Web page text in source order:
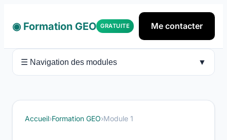
◉ Formation GEO GRATUITE Me contacter
☰ Navigation des modules ▼
Accueil›Formation GEO›Module 1